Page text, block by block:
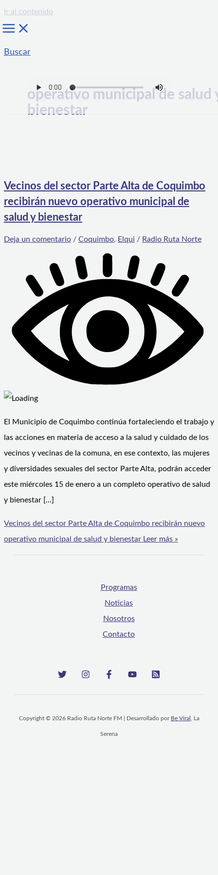
Ir al contenido
Buscar
operativo municipal de salud
bienestar
Vecinos del sector Parte Alta de Coquimbo
recibirán nuevo operativo municipal de
salud y bienestar
Deja un comentario / Coquimbo, Elqui / Radio Ruta Norte
El Municipio de Coquimbo continúa fortaleciendo el trabajo y
las acciones en materia de acceso a la salud y cuidado de los
vecinos y vecinas de la comuna, en ese contexto, las mujeres
y diversidades sexuales del sector Parte Alta, podrán acceder
este miércoles 15 de enero a un completo operativo de salud
y bienestar […]
Vecinos del sector Parte Alta de Coquimbo recibirán nuevo
operativo municipal de salud y bienestar Leer más »
Programas
Noticias
Nosotros
Contacto
Copyright © 2026 Radio Ruta Norte FM | Desarrollado por Be Viral , La
Serena